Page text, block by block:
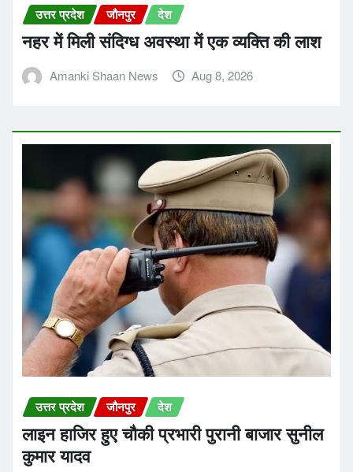
उत्तर प्रदेश जौनपुर देश
नहर में मिली संदिग्ध अवस्था में एक व्यक्ति की लाश
Amanki Shaan News Aug 8, 2026
उत्तर प्रदेश जौनपुर देश
लाइन हाजिर हुए चौकी प्रभारी पुरानी बाजार सुनील
कुमार यादव